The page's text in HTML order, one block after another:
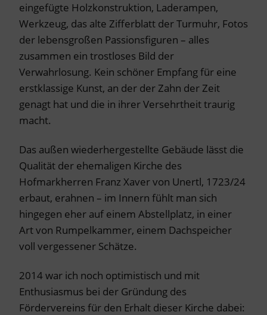
eingefügte Holzkonstruktion, Laderampen,
Werkzeug, das alte Zifferblatt der Turmuhr, Fotos
der lebensgroßen Passionsfiguren – alles
zusammen ein trostloses Bild der
Verwahrlosung. Kein schöner Empfang für eine
erstklassige Kunst, an der der Zahn der Zeit
genagt hat und die in ihrer Versehrtheit traurig
macht.
Das außen wiederhergestellte Gebäude lässt die
Qualität der ehemaligen Kirche des
Hofmarkherren Franz Xaver von Unertl, 1723/24
erbaut, erahnen – im Innern fühlt man sich
hingegen eher auf einem Abstellplatz, in einer
Art von Rumpelkammer, einem Dachspeicher
voll vergessener Schätze.
2014 war ich noch optimistisch und mit
Enthusiasmus bei der Gründung des
Fördervereins für den Erhalt dieser Kirche dabei: